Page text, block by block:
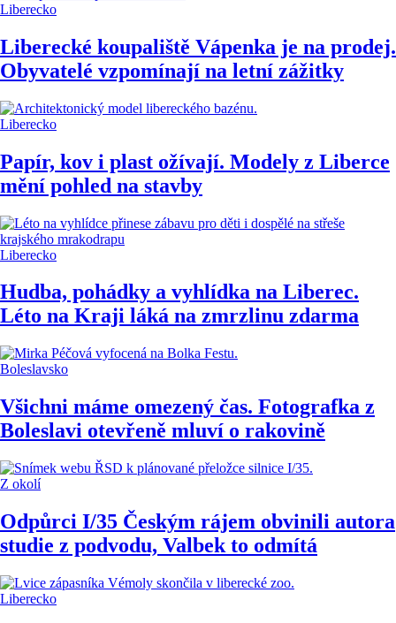
Liberecko
Liberecké koupaliště Vápenka je na prodej.
Obyvatelé vzpomínají na letní zážitky
Liberecko
Papír, kov i plast ožívají. Modely z Liberce
mění pohled na stavby
Liberecko
Hudba, pohádky a vyhlídka na Liberec.
Léto na Kraji láká na zmrzlinu zdarma
Boleslavsko
Všichni máme omezený čas. Fotografka z
Boleslavi otevřeně mluví o rakovině
Z okolí
Odpůrci I/35 Českým rájem obvinili autora
studie z podvodu, Valbek to odmítá
Liberecko